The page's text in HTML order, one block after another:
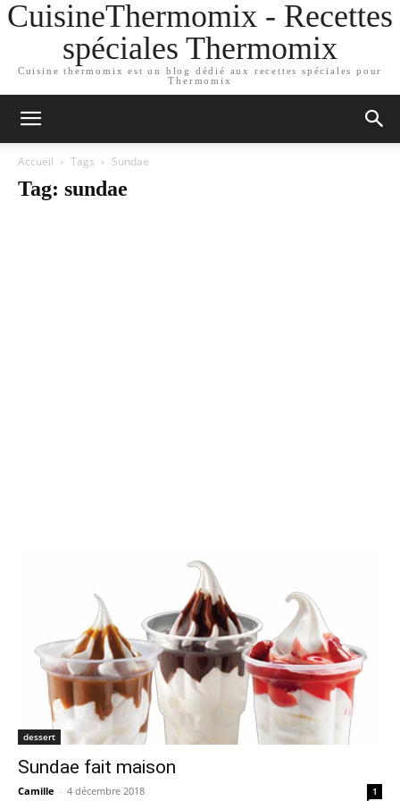
CuisineThermomix - Recettes
spéciales Thermomix
Cuisine thermomix est un blog dédié aux recettes spéciales pour
Thermomix
Accueil Tags Sundae
Tag: sundae
dessert
Sundae fait maison
Camille - 4 décembre 2018 1